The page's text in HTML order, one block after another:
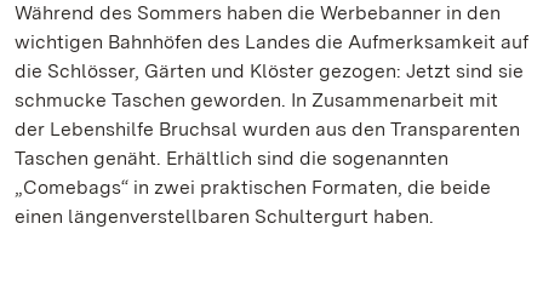
Während des Sommers haben die Werbebanner in den
wichtigen Bahnhöfen des Landes die Aufmerksamkeit auf
die Schlösser, Gärten und Klöster gezogen: Jetzt sind sie
schmucke Taschen geworden. In Zusammenarbeit mit
der Lebenshilfe Bruchsal wurden aus den Transparenten
Taschen genäht. Erhältlich sind die sogenannten
„Comebags“ in zwei praktischen Formaten, die beide
einen längenverstellbaren Schultergurt haben.